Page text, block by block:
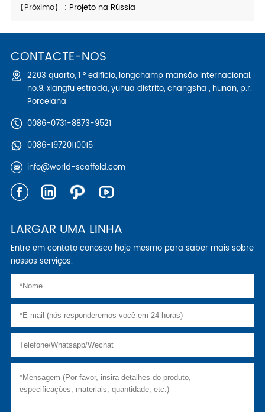
【Próximo】 : Projeto na Rússia
CONTACTE-NOS
2203 quarto, 1 ° edifício, longchamp mansão internacional,
no.9, xiangfu estrada, yuhua distrito, changsha , hunan, p.r.
Porcelana
0086-0731-8873-9521
0086-19720110015
info@world-scaffold.com
LARGAR UMA LINHA
Entre em contato conosco hoje mesmo para saber mais sobre
nossos serviços.